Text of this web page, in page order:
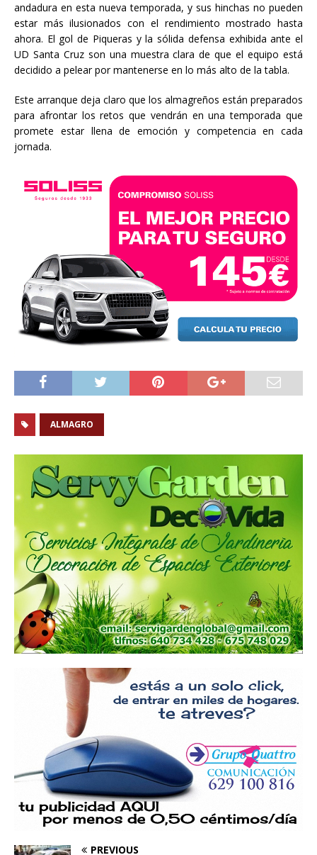
andadura en esta nueva temporada, y sus hinchas no pueden
estar más ilusionados con el rendimiento mostrado hasta
ahora. El gol de Piqueras y la sólida defensa exhibida ante el
UD Santa Cruz son una muestra clara de que el equipo está
decidido a pelear por mantenerse en lo más alto de la tabla.
Este arranque deja claro que los almagreños están preparados
para afrontar los retos que vendrán en una temporada que
promete estar llena de emoción y competencia en cada
jornada.
ALMAGRO
PREVIOUS